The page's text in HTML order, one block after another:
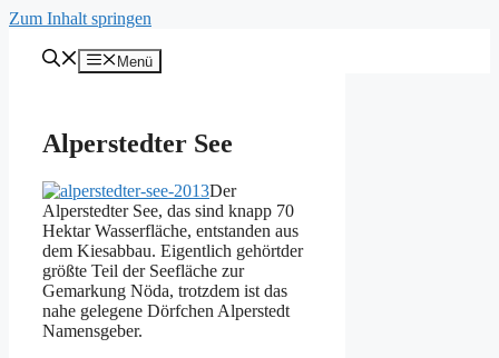
Zum Inhalt springen
Menü
Alperstedter See
Der
Alperstedter See, das sind knapp 70
Hektar Wasserfläche, entstanden aus
dem Kiesabbau. Eigentlich gehörtder
größte Teil der Seefläche zur
Gemarkung Nöda, trotzdem ist das
nahe gelegene Dörfchen Alperstedt
Namensgeber.